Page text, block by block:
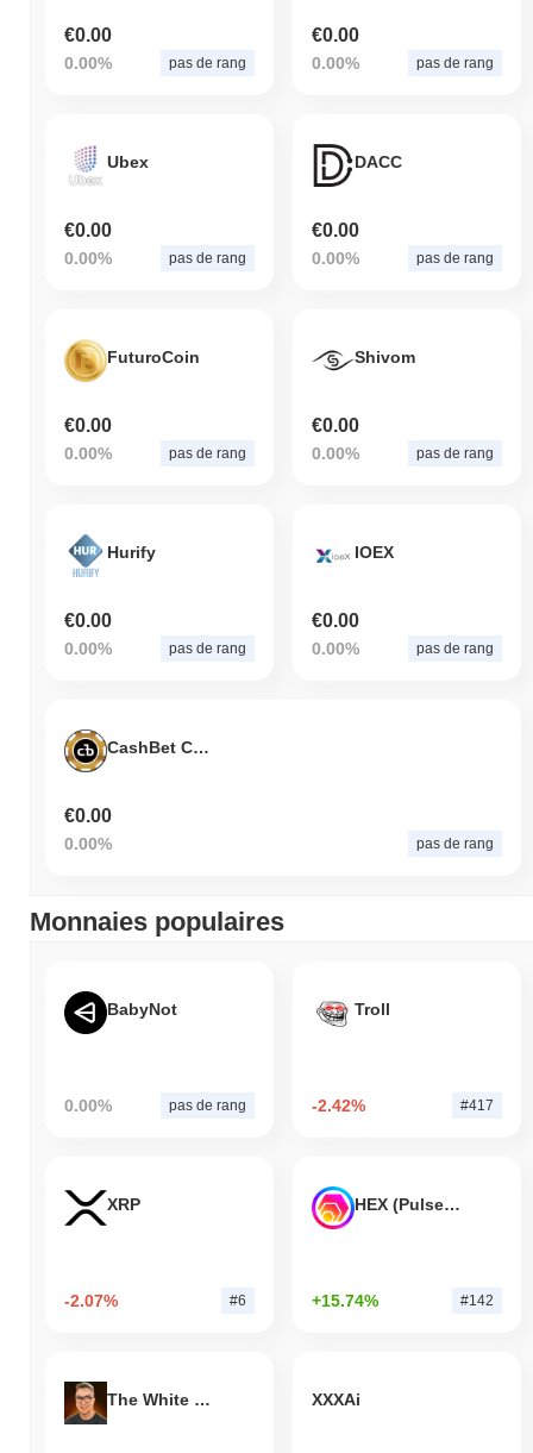
€0.00
0.00% pas de rang
€0.00
0.00% pas de rang
Ubex
€0.00
0.00% pas de rang
DACC
€0.00
0.00% pas de rang
FuturoCoin
€0.00
0.00% pas de rang
Shivom
€0.00
0.00% pas de rang
Hurify
€0.00
0.00% pas de rang
IOEX
€0.00
0.00% pas de rang
CashBet Coin
€0.00
0.00% pas de rang
Monnaies populaires
BabyNot
0.00% pas de rang
Troll
-2.42% #417
XRP
-2.07% #6
HEX (Pulsechain)
+15.74% #142
The White Bull XXXAi